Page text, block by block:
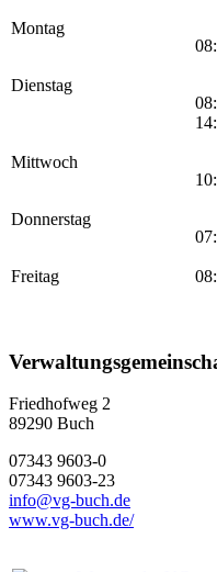
Montag
Dienstag
Mittwoch
Donnerstag
Freitag
Friedhofweg 2
89290 Buch
07343 9603-0
07343 9603-23
info@vg-buch.de
www.vg-buch.de/